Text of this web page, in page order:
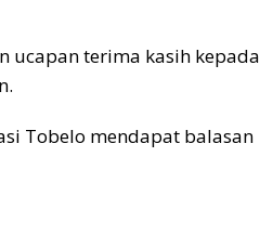
ucapan terima kasih kepada
Tobelo mendapat balasan